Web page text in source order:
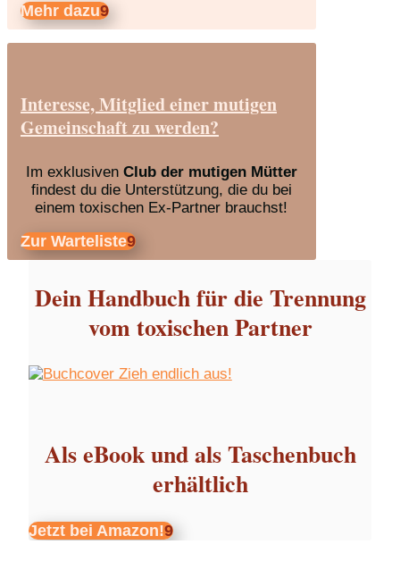
Mehr dazu
Interesse, Mitglied einer mutigen
Gemeinschaft zu werden?
Im exklusiven Club der mutigen Mütter
findest du die Unterstützung, die du bei
einem toxischen Ex-Partner brauchst!
Zur Warteliste
Dein Handbuch für die Trennung
vom toxischen Partner
Als eBook und als Taschenbuch
erhältlich
Jetzt bei Amazon!